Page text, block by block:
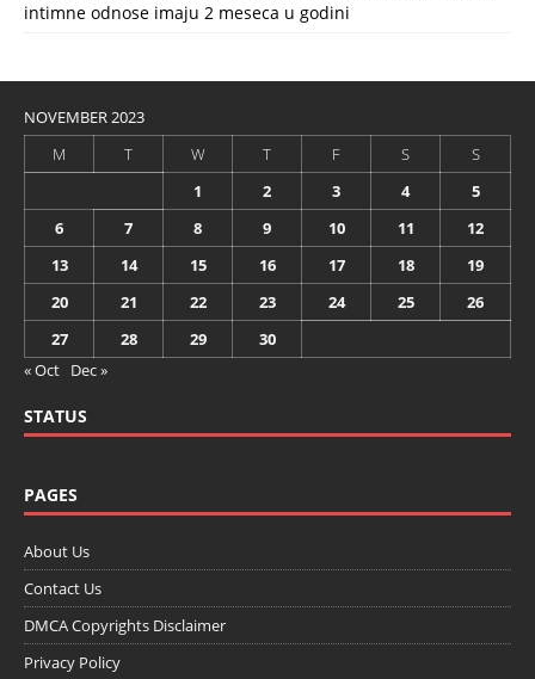
intimne odnose imaju 2 meseca u godini
NOVEMBER 2023
M
T W T F S
S
1
2 3 4
5
6
7 8 9 10 11
12
13
14 15 16 17 18
19
20
21 22 23 24 25
26
27
28 29
30
« Oct Dec »
STATUS
PAGES
About Us
Contact Us
DMCA Copyrights Disclaimer
Privacy Policy